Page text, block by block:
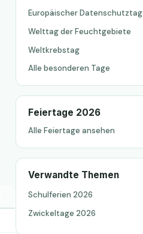
Europäischer Datenschutztag
Welttag der Feuchtgebiete
Weltkrebstag
Alle besonderen Tage
Feiertage 2026
Alle Feiertage ansehen
Verwandte Themen
Schulferien 2026
Zwickeltage 2026